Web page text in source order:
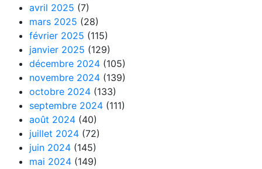
avril 2025 (7)
mars 2025 (28)
février 2025 (115)
janvier 2025 (129)
décembre 2024 (105)
novembre 2024 (139)
octobre 2024 (133)
septembre 2024 (111)
août 2024 (40)
juillet 2024 (72)
juin 2024 (145)
mai 2024 (149)